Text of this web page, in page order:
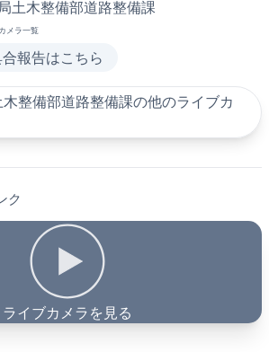
土木整備部道路整備課
メラ一覧
報告はこちら
整備部道路整備課の他のライブカ
ク
ライブカメラを見る